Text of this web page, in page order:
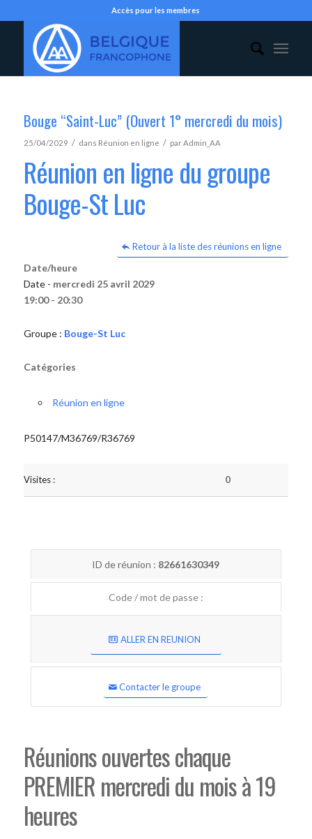
Accès pour les membres
Bouge “Saint-Luc” (Ouvert 1° mercredi du mois)
25/04/2029 / dans Réunion en ligne / parAdmin_AA
Réunion en ligne du groupe
Bouge-St Luc
Retour à la liste des réunions en ligne
Date/heure
Date - mercredi 25 avril 2029
19:00 - 20:30
Groupe : Bouge-St Luc
Catégories
Réunion en ligne
P50147/M36769/R36769
Visites : 0
ID de réunion : 82661630349
Code / mot de passe :
ALLER EN REUNION
Contacter le groupe
Réunions ouvertes chaque
PREMIER mercredi du mois à 19
heures